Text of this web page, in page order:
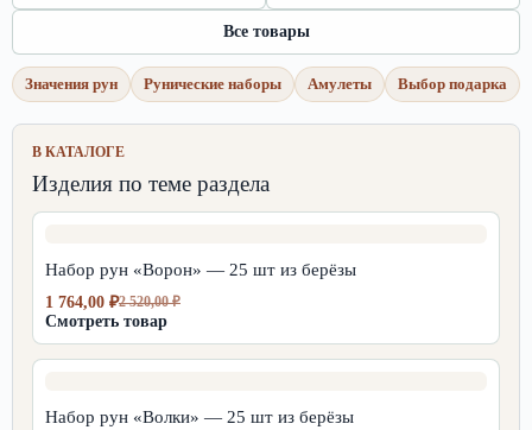
Все товары
Значения рун Рунические наборы Амулеты Выбор подарка
В КАТАЛОГЕ
Изделия по теме раздела
Набор рун «Ворон» — 25 шт из берёзы
2 520,00₽
Первоначальная
цена
составляла
1 764,00 ₽
Текущая
цена:
1
Смотреть товар
Набор рун «Волки» — 25 шт из берёзы